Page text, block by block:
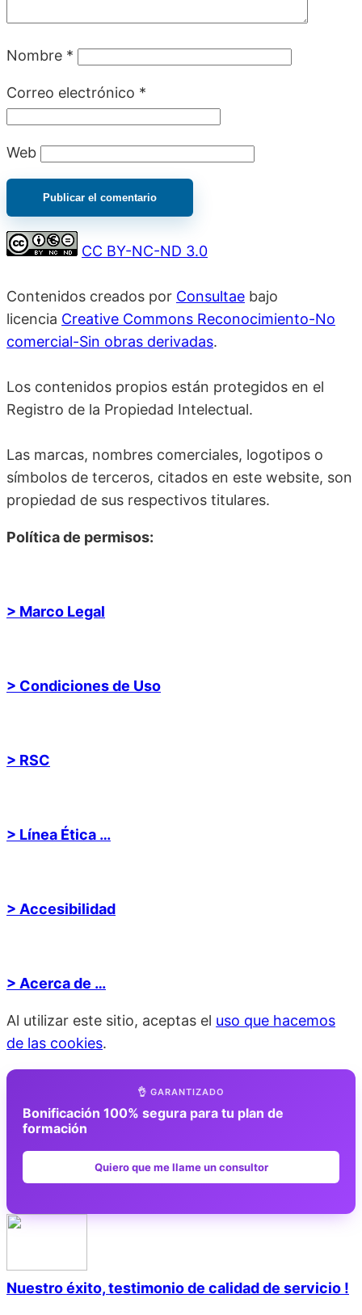
Nombre *
Correo electrónico *
Web
CC BY-NC-ND 3.0
Contenidos creados por Consultae bajo
licencia Creative Commons Reconocimiento-No
comercial-Sin obras derivadas.
Los contenidos propios están protegidos en el
Registro de la Propiedad Intelectual.
Las marcas, nombres comerciales, logotipos o
símbolos de terceros, citados en este website, son
propiedad de sus respectivos titulares.
Política de permisos:
> Marco Legal
> Condiciones de Uso
> RSC
> Línea Ética …
> Accesibilidad
> Acerca de …
Al utilizar este sitio, aceptas el uso que hacemos
de las cookies.
👌 GARANTIZADO
Bonificación 100% segura para tu plan de
formación
Quiero que me llame un consultor
Nuestro éxito, testimonio de calidad de servicio !